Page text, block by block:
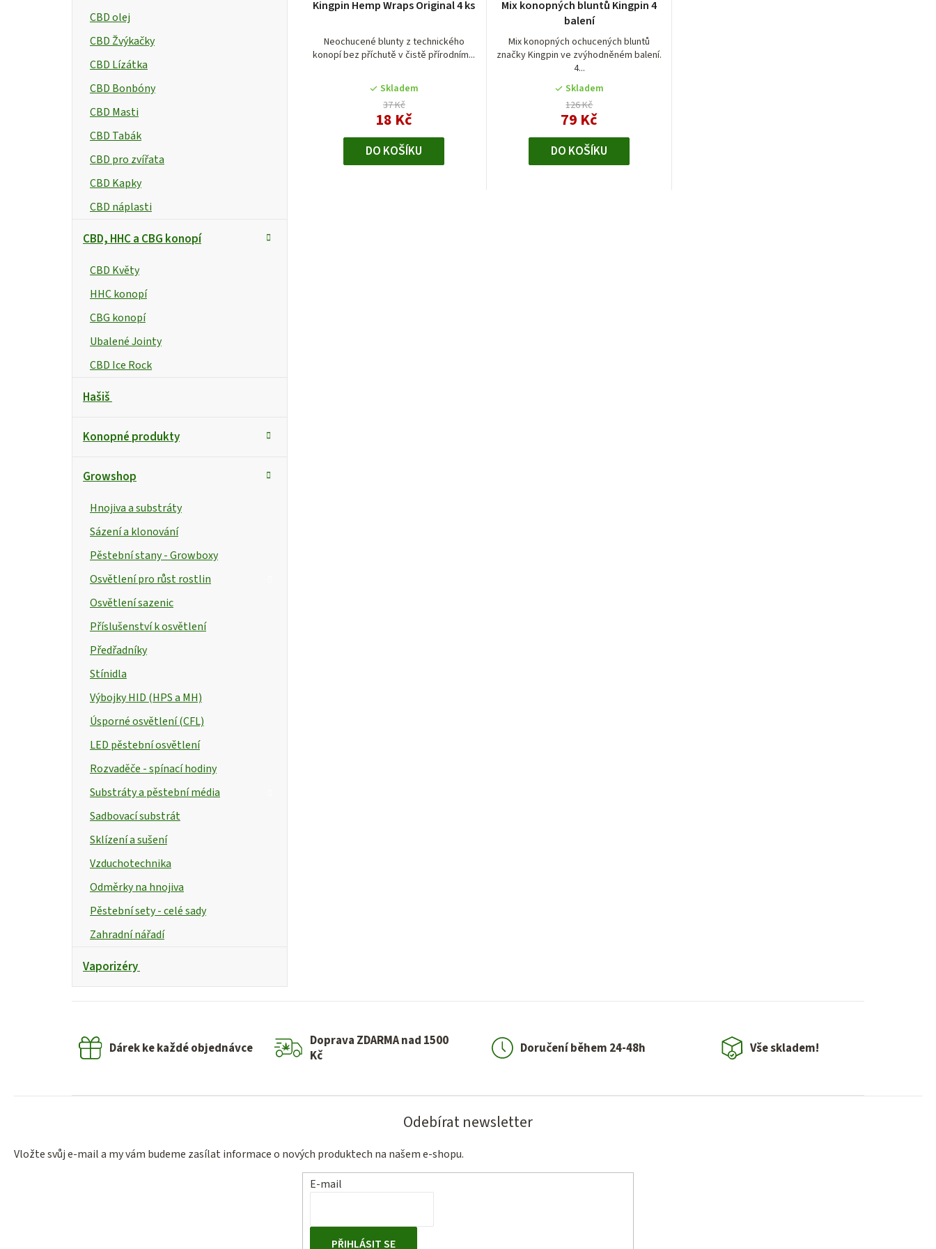
CBD olej
CBD Žvýkačky
CBD Lízátka
CBD Bonbóny
CBD Masti
CBD Tabák
CBD pro zvířata
CBD Kapky
CBD náplasti
CBD, HHC a CBG konopí
CBD Květy
HHC konopí
CBG konopí
Ubalené Jointy
CBD Ice Rock
Hašiš
Konopné produkty
Growshop
Hnojiva a substráty
Sázení a klonování
Pěstební stany - Growboxy
Osvětlení pro růst rostlin
Osvětlení sazenic
Příslušenství k osvětlení
Předřadníky
Stínidla
Výbojky HID (HPS a MH)
Úsporné osvětlení (CFL)
LED pěstební osvětlení
Rozvaděče - spínací hodiny
Substráty a pěstební média
Sadbovací substrát
Sklízení a sušení
Vzduchotechnika
Odměrky na hnojiva
Pěstební sety - celé sady
Zahradní nářadí
Vaporizéry
Kingpin Hemp Wraps Original 4 ks
Neochucené blunty z technického
konopí bez příchutě v čistě přírodním...
hodnocení
je
5,0
5
hvězdiček.
Skladem
37 Kč
18 Kč
DO KOŠÍKU
Mix konopných bluntů Kingpin 4
balení
Mix konopných ochucených bluntů
značky Kingpin ve zvýhodněném balení.
4...
hodnocení
produktu
je
5,0
z
5
hvězdiček.
Skladem
126 Kč
79 Kč
DO KOŠÍKU
Dárek ke každé objednávce
Doprava ZDARMA nad 1500
Kč
Doručení během 24-48h Vše skladem!
Odebírat newsletter
Vložte svůj e-mail a my vám budeme zasílat informace o nových produktech na našem e-shopu.
E-mail
PŘIHLÁSIT SE